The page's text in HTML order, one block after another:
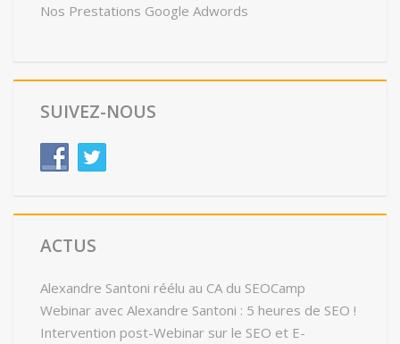
Nos Prestations Google Adwords
SUIVEZ-NOUS
ACTUS
Alexandre Santoni réélu au CA du SEOCamp
Webinar avec Alexandre Santoni : 5 heures de SEO !
Intervention post-Webinar sur le SEO et E-